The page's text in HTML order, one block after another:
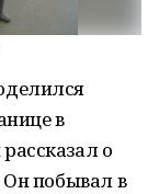
в
о
побывал в